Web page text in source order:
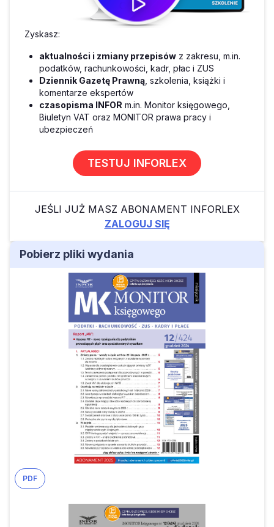
Zyskasz:
aktualności i zmiany przepisów z zakresu, m.in.
podatków, rachunkowości, kadr, płac i ZUS
Dziennik Gazetę Prawną , szkolenia, książki i
komentarze ekspertów
czasopisma INFOR m.in. Monitor księgowego,
Biuletyn VAT oraz MONITOR prawa pracy i
ubezpieczeń
TESTUJ INFORLEX
JEŚLI JUŻ MASZ ABONAMENT INFORLEX
ZALOGUJ SIĘ
Pobierz pliki wydania
PDF